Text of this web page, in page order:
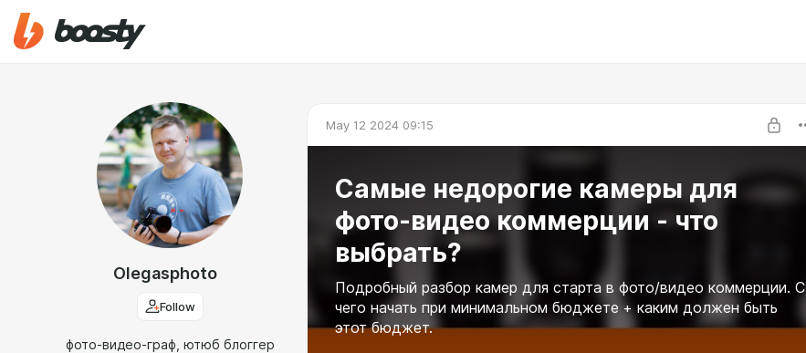
Olegasphoto
Follow
фото-видео-граф, ютюб блоггер
May 12 2024 09:15
Самые недорогие камеры для
фото-видео коммерции - что
выбрать?
Подробный разбор камер для старта в фото/видео коммерции. С
чего начать при минимальном бюджете + каким должен быть
этот бюджет.